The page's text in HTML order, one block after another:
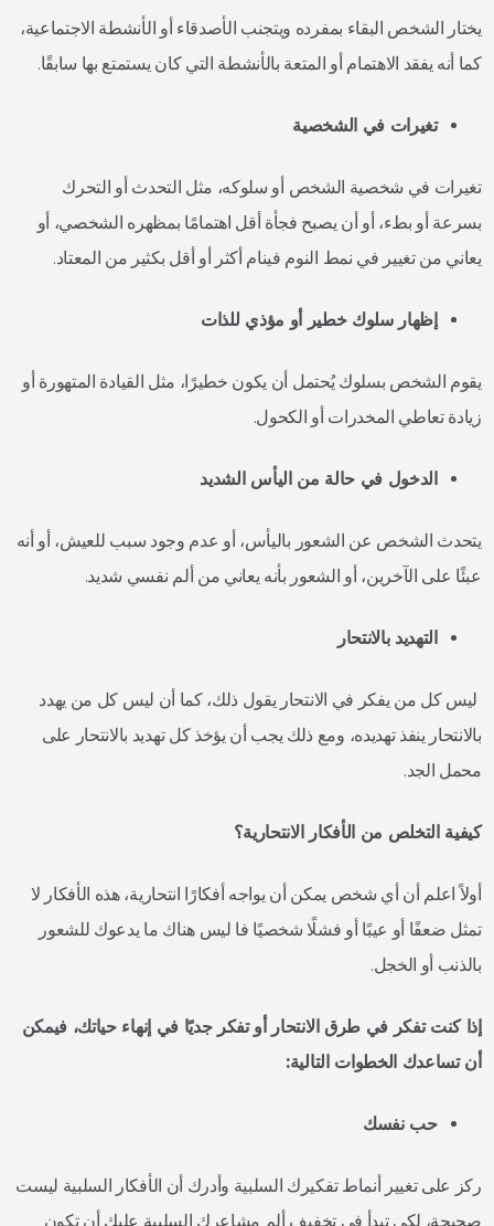
يختار الشخص البقاء بمفرده ويتجنب الأصدقاء أو الأنشطة الاجتماعية،
كما أنه يفقد الاهتمام أو المتعة بالأنشطة التي كان يستمتع بها سابقًا.
تغيرات في الشخصية
تغيرات في شخصية الشخص أو سلوكه، مثل التحدث أو التحرك
بسرعة أو بطء، أو أن يصبح فجأة أقل اهتمامًا بمظهره الشخصي، أو
يعاني من تغيير في نمط النوم فينام أكثر أو أقل بكثير من المعتاد.
إظهار سلوك خطير أو مؤذي للذات
يقوم الشخص بسلوك يُحتمل أن يكون خطيرًا، مثل القيادة المتهورة أو
زيادة تعاطي المخدرات أو الكحول.
الدخول في حالة من اليأس الشديد
يتحدث الشخص عن الشعور باليأس، أو عدم وجود سبب للعيش، أو أنه
عبئًا على الآخرين، أو الشعور بأنه يعاني من ألم نفسي شديد.
التهديد بالانتحار
ليس كل من يفكر في الانتحار يقول ذلك، كما أن ليس كل من يهدد
بالانتحار ينفذ تهديده، ومع ذلك يجب أن يؤخذ كل تهديد بالانتحار على
محمل الجد.
كيفية التخلص من الأفكار الانتحارية؟
أولاً اعلم أن أي شخص يمكن أن يواجه أفكارًا انتحارية، هذه الأفكار لا
تمثل ضعفًا أو عيبًا أو فشلًا شخصيًا فا ليس هناك ما يدعوك للشعور
بالذنب أو الخجل.
إذا كنت تفكر في طرق الانتحار أو تفكر جديًا في إنهاء حياتك، فيمكن
أن تساعدك الخطوات التالية:
حب نفسك
ركز على تغيير أنماط تفكيرك السلبية وأدرك أن الأفكار السلبية ليست
صحيحة، لكي تبدأ في تخفيف ألم مشاعرك السلبية عليك أن تكون